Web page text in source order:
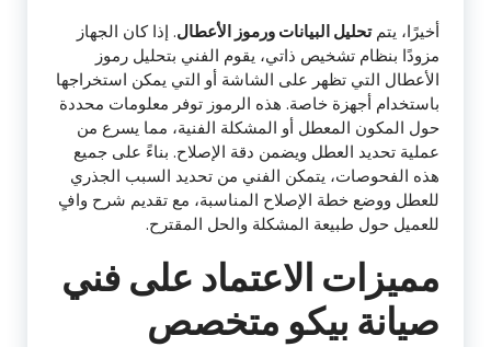
أخيرًا، يتمتحليل البيانات ورموز الأعطال. إذا كان الجهاز
مزودًا بنظام تشخيص ذاتي، يقوم الفني بتحليل رموز
الأعطال التي تظهر على الشاشة أو التي يمكن استخراجها
باستخدام أجهزة خاصة. هذه الرموز توفر معلومات محددة
حول المكون المعطل أو المشكلة الفنية، مما يسرع من
عملية تحديد العطل ويضمن دقة الإصلاح. بناءً على جميع
هذه الفحوصات، يتمكن الفني من تحديد السبب الجذري
للعطل ووضع خطة الإصلاح المناسبة، مع تقديم شرح وافٍ
للعميل حول طبيعة المشكلة والحل المقترح.
مميزات الاعتماد على فني
صيانة بيكو متخصص